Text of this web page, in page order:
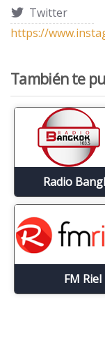
Twitter
https://
También te
Radio
FM Riel